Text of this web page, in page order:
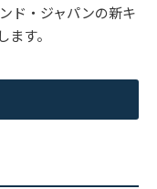
ド・ジャパンの新キ
す。